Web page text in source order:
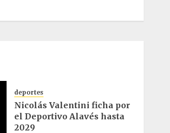
deportes
Nicolás Valentini ficha por
el Deportivo Alavés hasta
2029